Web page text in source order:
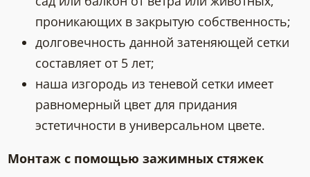
проникающих в закрытую собственность;
долговечность данной затеняющей сетки
составляет от 5 лет;
наша изгородь из теневой сетки имеет
равномерный цвет для придания
эстетичности в универсальном цвете.
Монтаж с помощью зажимных стяжек